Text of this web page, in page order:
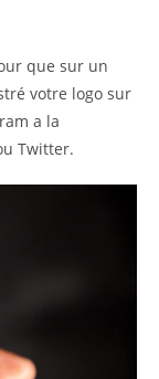
que sur un
votre logo sur
a la
Twitter.